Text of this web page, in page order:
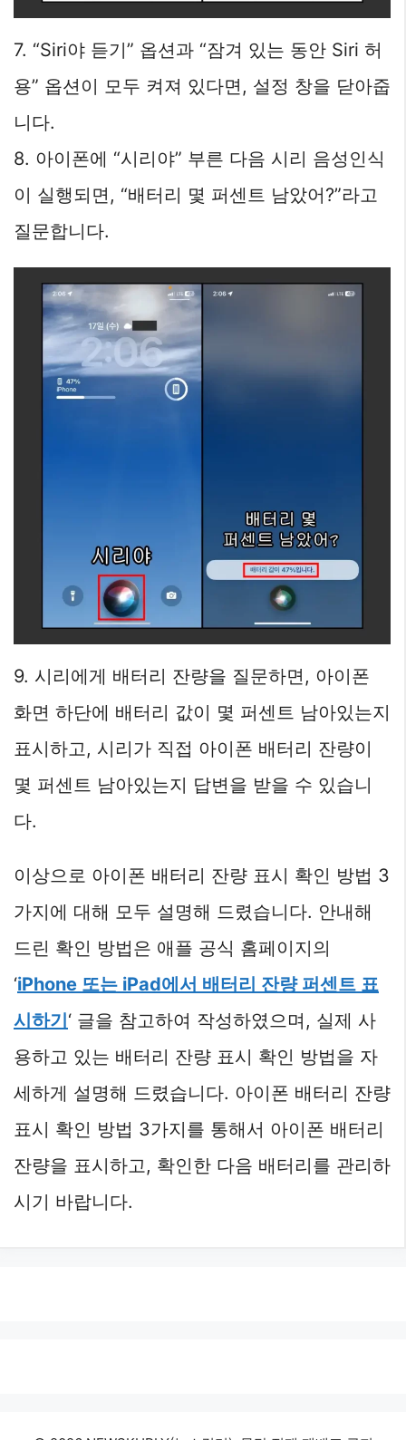
7. “Siri야 듣기” 옵션과 “잠겨 있는 동안 Siri 허
용” 옵션이 모두 켜져 있다면, 설정 창을 닫아줍
니다.
8. 아이폰에 “시리야” 부른 다음 시리 음성인식
이 실행되면, “배터리 몇 퍼센트 남았어?”라고
질문합니다.
9. 시리에게 배터리 잔량을 질문하면, 아이폰
화면 하단에 배터리 값이 몇 퍼센트 남아있는지
표시하고, 시리가 직접 아이폰 배터리 잔량이
몇 퍼센트 남아있는지 답변을 받을 수 있습니
다.
이상으로 아이폰 배터리 잔량 표시 확인 방법 3
가지에 대해 모두 설명해 드렸습니다. 안내해
드린 확인 방법은 애플 공식 홈페이지의
‘iPhone 또는 iPad에서 배터리 잔량 퍼센트 표
시하기‘ 글을 참고하여 작성하였으며, 실제 사
용하고 있는 배터리 잔량 표시 확인 방법을 자
세하게 설명해 드렸습니다. 아이폰 배터리 잔량
표시 확인 방법 3가지를 통해서 아이폰 배터리
잔량을 표시하고, 확인한 다음 배터리를 관리하
시기 바랍니다.